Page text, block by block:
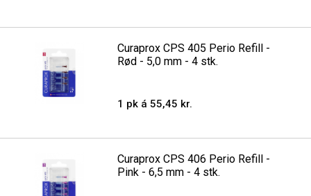
Curaprox CPS 405 Perio Refill -
Rød - 5,0 mm - 4 stk.
1 pk á 55,45 kr.
Curaprox CPS 406 Perio Refill -
Pink - 6,5 mm - 4 stk.